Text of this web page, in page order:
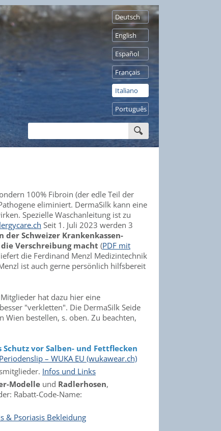
Deutsch
English
Español
Français
Italiano
Português
100% Fibroin (der edle Teil der
eliminiert. DermaSilk kann eine
Spezielle Waschanleitung ist zu
Seit 1. Juli 2023 werden 3
der Schweizer Krankenkassen-
die Verschreibung macht (PDF mit
die Ferdinand Menzl Medizintechnik
ist auch gerne persönlich hilfsbereit
hat dazu hier eine
"verkletten". Die DermaSilk Seide
bestellen, s. oben. Zu beachten,
vor Salben- und Fettflecken
– WUKA EU (wukawear.ch)
Infos und Links
Modelle und Radlerhosen,
Rabatt-Code-Name:
& Psoriasis Bekleidung